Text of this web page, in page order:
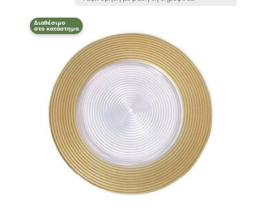
Διαθέσιμο
στο κατάστημα